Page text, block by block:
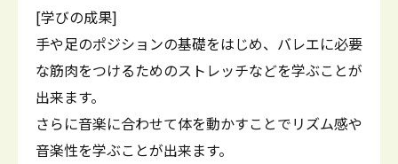
[学びの成果]
手や足のポジションの基礎をはじめ、バレエに必要
な筋肉をつけるためのストレッチなどを学ぶことが
出来ます。
さらに音楽に合わせて体を動かすことでリズム感や
音楽性を学ぶことが出来ます。